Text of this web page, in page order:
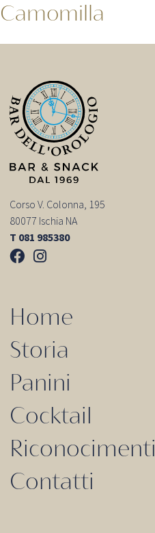
Camomilla
Corso V. Colonna, 195
80077 Ischia NA
T 081 985380
Home
Storia
Panini
Cocktail
Riconocimenti
Contatti